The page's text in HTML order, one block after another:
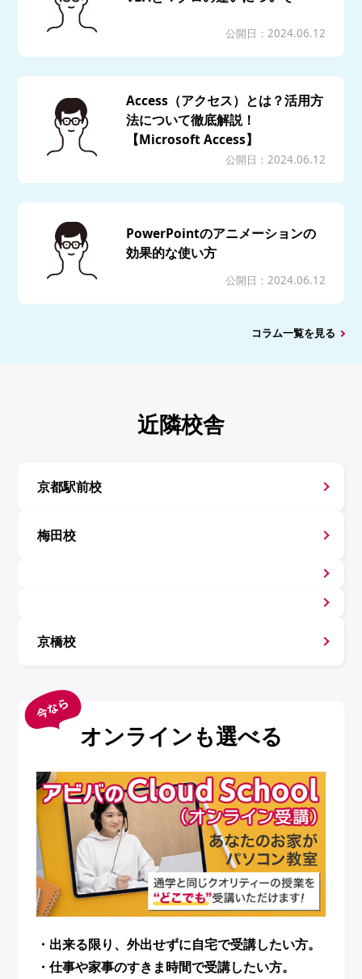
公開日：2024.06.12
Access（アクセス）とは？活用方
法について徹底解説！
【Microsoft Access】
公開日：2024.06.12
PowerPointのアニメーションの
効果的な使い方
公開日：2024.06.12
コラム一覧を見る
近隣校舎
京都駅前校
梅田校
京橋校
オンラインも選べる
・出来る限り、外出せずに自宅で受講したい方。
・仕事や家事のすきま時間で受講したい方。